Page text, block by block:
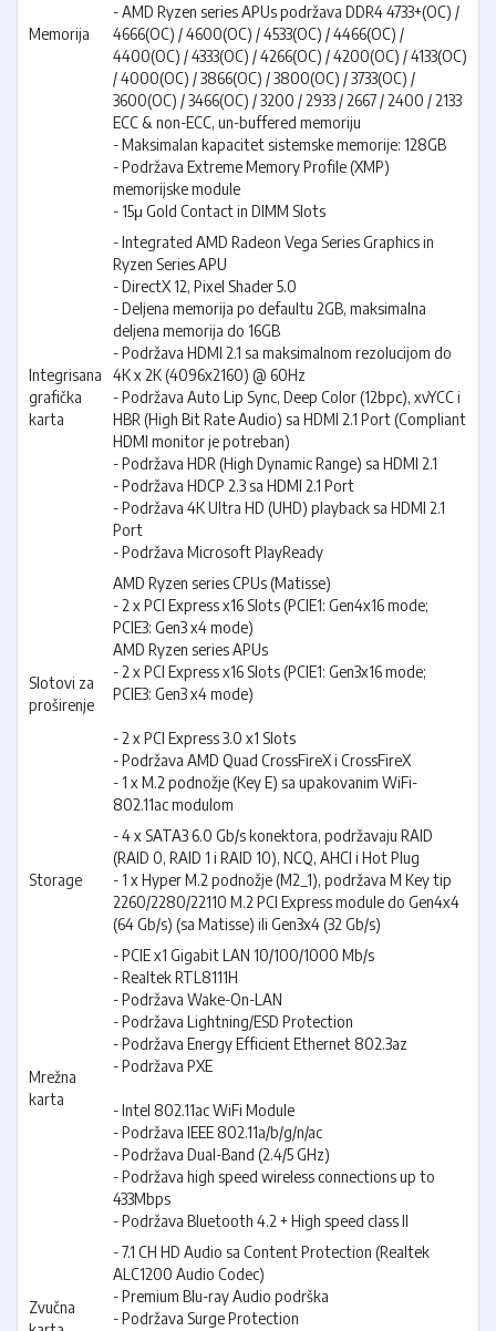
Memorija
- AMD Ryzen series APUs podržava DDR4 4733+(OC) /
4666(OC) / 4600(OC) / 4533(OC) / 4466(OC) /
4400(OC) / 4333(OC) / 4266(OC) / 4200(OC) / 4133(OC)
/ 4000(OC) / 3866(OC) / 3800(OC) / 3733(OC) /
3600(OC) / 3466(OC) / 3200 / 2933 / 2667 / 2400 / 2133
ECC & non-ECC, un-buffered memoriju
- Maksimalan kapacitet sistemske memorije: 128GB
- Podržava Extreme Memory Profile (XMP)
memorijske module
- 15μ Gold Contact in DIMM Slots
Integrisana
grafička
karta
- Integrated AMD Radeon Vega Series Graphics in
Ryzen Series APU
- DirectX 12, Pixel Shader 5.0
- Deljena memorija po defaultu 2GB, maksimalna
deljena memorija do 16GB
- Podržava HDMI 2.1 sa maksimalnom rezolucijom do
4K x 2K (4096x2160) @ 60Hz
- Podržava Auto Lip Sync, Deep Color (12bpc), xvYCC i
HBR (High Bit Rate Audio) sa HDMI 2.1 Port (Compliant
HDMI monitor je potreban)
- Podržava HDR (High Dynamic Range) sa HDMI 2.1
- Podržava HDCP 2.3 sa HDMI 2.1 Port
- Podržava 4K Ultra HD (UHD) playback sa HDMI 2.1
Port
- Podržava Microsoft PlayReady
Slotovi za
proširenje
AMD Ryzen series CPUs (Matisse)
- 2 x PCI Express x16 Slots (PCIE1: Gen4x16 mode;
PCIE3: Gen3 x4 mode)
AMD Ryzen series APUs
- 2 x PCI Express x16 Slots (PCIE1: Gen3x16 mode;
PCIE3: Gen3 x4 mode)
- 2 x PCI Express 3.0 x1 Slots
- Podržava AMD Quad CrossFireX i CrossFireX
- 1 x M.2 podnožje (Key E) sa upakovanim WiFi-
802.11ac modulom
Storage
- 4 x SATA3 6.0 Gb/s konektora, podržavaju RAID
(RAID 0, RAID 1 i RAID 10), NCQ, AHCI i Hot Plug
- 1 x Hyper M.2 podnožje (M2_1), podržava M Key tip
2260/2280/22110 M.2 PCI Express module do Gen4x4
(64 Gb/s) (sa Matisse) ili Gen3x4 (32 Gb/s)
Mrežna
karta
- PCIE x1 Gigabit LAN 10/100/1000 Mb/s
- Realtek RTL8111H
- Podržava Wake-On-LAN
- Podržava Lightning/ESD Protection
- Podržava Energy Efficient Ethernet 802.3az
- Podržava PXE
- Intel 802.11ac WiFi Module
- Podržava IEEE 802.11a/b/g/n/ac
- Podržava Dual-Band (2.4/5 GHz)
- Podržava high speed wireless connections up to
433Mbps
- Podržava Bluetooth 4.2 + High speed class II
Zvučna
- 7.1 CH HD Audio sa Content Protection (Realtek
ALC1200 Audio Codec)
- Premium Blu-ray Audio podrška
- Podržava Surge Protection